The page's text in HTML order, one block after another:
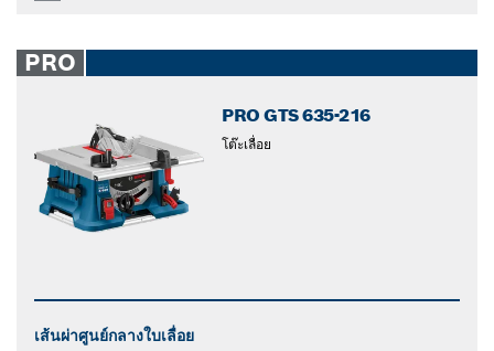
PRO
PRO GTS 635-216
โต๊ะเลื่อย
เส้นผ่าศูนย์กลางใบเลื่อย